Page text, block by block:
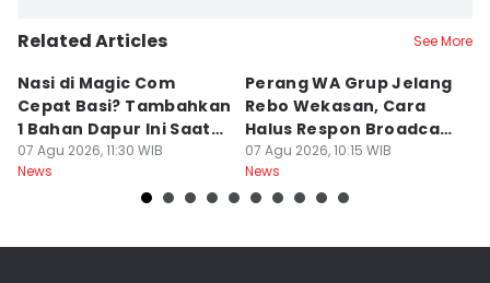
Related Articles See More
Nasi di Magic Com
Cepat Basi? Tambahkan
1 Bahan Dapur Ini Saat
Menanak, Awet 2 Hari
07 Agu 2026, 11:30 WIB
News
Perang WA Grup Jelang
Rebo Wekasan, Cara
Halus Respon Broadcast
Parno
07 Agu 2026, 10:15 WIB
News